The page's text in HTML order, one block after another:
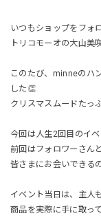
いつもショップをフォ
トリコモーオの大山美
このたび、minneのハ
した👏
クリスマスムードたっ
今回は人生2回目のイベ
前回はフォロワーさん
皆さまにお会いできる
イベント当日は、主人
商品を実際に手に取っ